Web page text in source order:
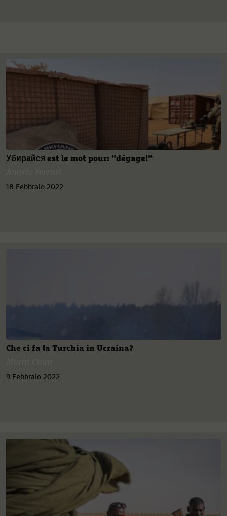
Убирайся est le mot pour: “dégage!“
18 Febbraio 2022
Che ci fa la Turchia in Ucraina?
9 Febbraio 2022